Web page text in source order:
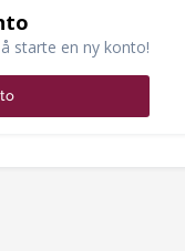
starte en ny konto!